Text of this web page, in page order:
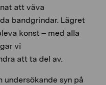
att väva
bandgrindar. Lägret
konst – med alla
vi
att ta del av.
undersökande syn på